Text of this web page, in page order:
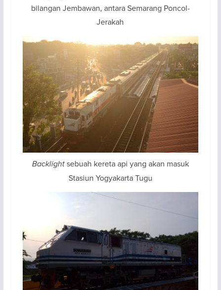
bilangan Jembawan, antara Semarang Poncol-
Jerakah
Backlightsebuah kereta api yang akan masuk
Stasiun Yogyakarta Tugu